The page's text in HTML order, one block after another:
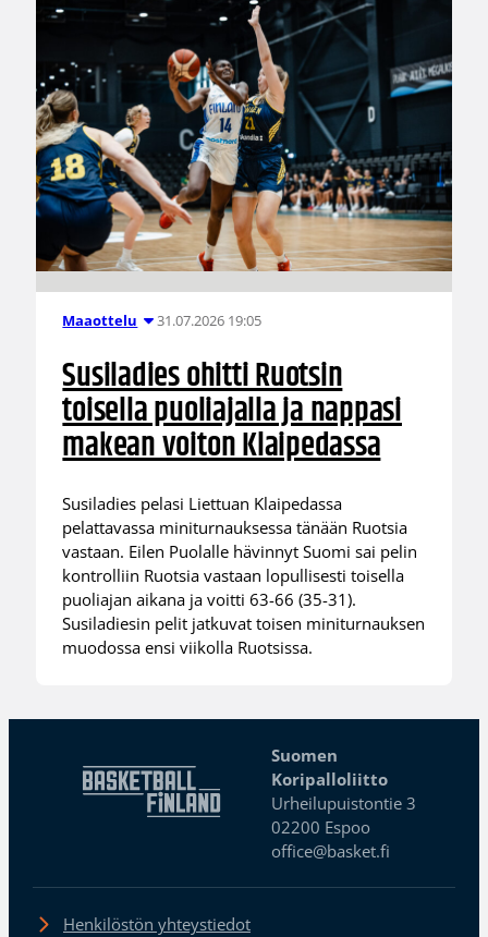
Maaottelu 31.07.2026 19:05
Susiladies ohitti Ruotsin
toisella puoliajalla ja nappasi
makean voiton Klaipedassa
Susiladies pelasi Liettuan Klaipedassa
pelattavassa miniturnauksessa tänään Ruotsia
vastaan. Eilen Puolalle hävinnyt Suomi sai pelin
kontrolliin Ruotsia vastaan lopullisesti toisella
puoliajan aikana ja voitti 63-66 (35-31).
Susiladiesin pelit jatkuvat toisen miniturnauksen
muodossa ensi viikolla Ruotsissa.
Suomen
Koripalloliitto
Urheilupuistontie 3
02200 Espoo
office@basket.fi
Henkilöstön yhteystiedot